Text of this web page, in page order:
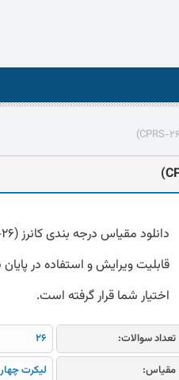
قابلیت ویرایش و استفاده در
اختیار شما قرار گرفته است.
تعداد سوالات: 26
مقیاس:
لیکرت